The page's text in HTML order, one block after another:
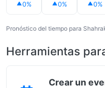
0% 0% 0%
Pronóstico del tiempo para
Herramientas
Crear un